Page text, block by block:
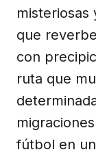
misteriosas
que
con
ruta que
fútbol en